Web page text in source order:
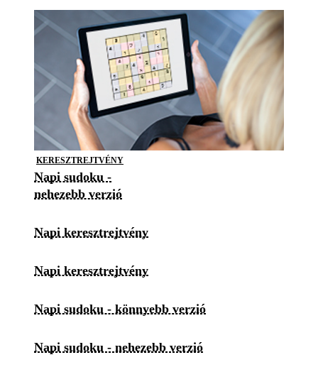
KERESZTREJTVÉNY
Napi sudoku -
nehezebb verzió
Napi keresztrejtvény
Napi keresztrejtvény
Napi sudoku - könnyebb verzió
Napi sudoku - nehezebb verzió